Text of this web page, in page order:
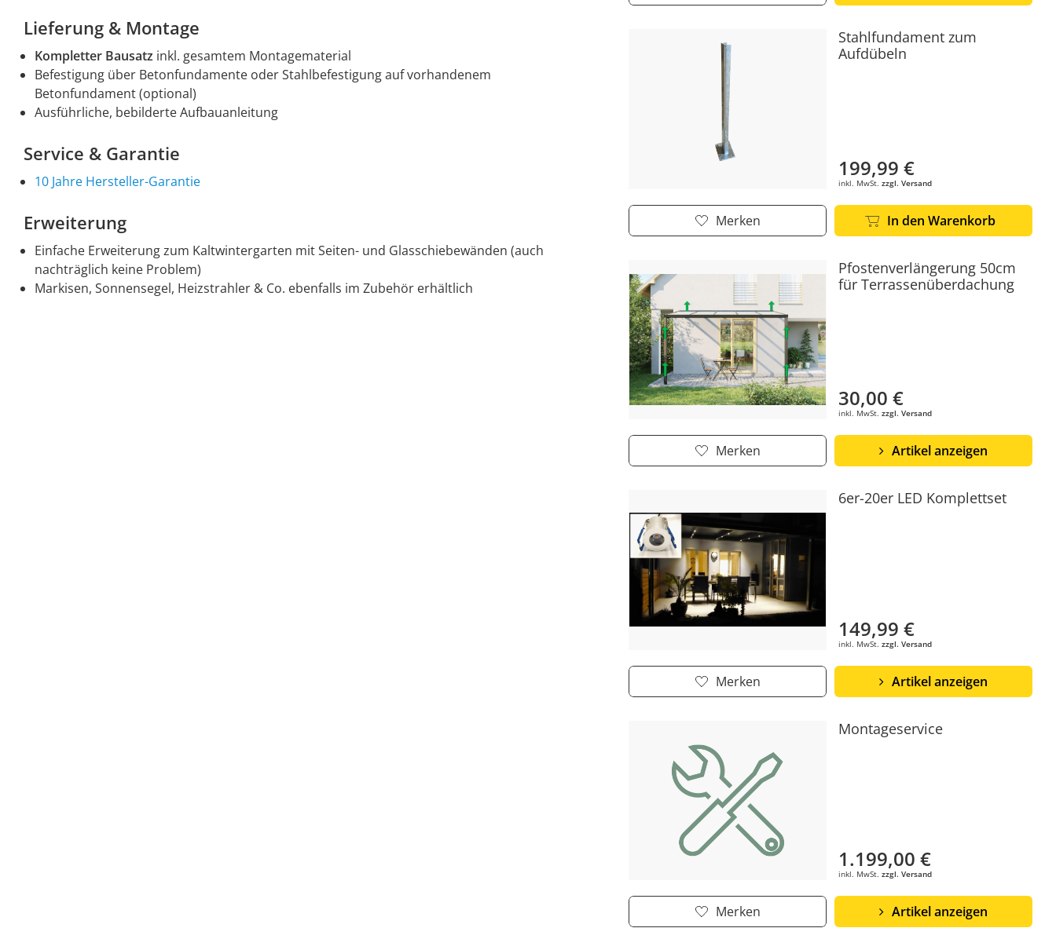
Stahlfundament zum
Aufdübeln
199,99 €
inkl. MwSt.zzgl. Versand
Merken In den Warenkorb
Pfostenverlängerung 50cm
für Terrassenüberdachung
30,00 €
inkl. MwSt.zzgl. Versand
Merken Artikel anzeigen
6er-20er LED Komplettset
149,99 €
inkl. MwSt.zzgl. Versand
Merken Artikel anzeigen
Montageservice
1.199,00 €
inkl. MwSt.zzgl. Versand
Merken Artikel anzeigen
Lieferung & Montage
Kompletter Bausatz inkl. gesamtem Montagematerial
Befestigung über Betonfundamente oder Stahlbefestigung auf vorhandenem
Betonfundament (optional)
Ausführliche, bebilderte Aufbauanleitung
Service & Garantie
10 Jahre Hersteller-Garantie
Erweiterung
Einfache Erweiterung zum Kaltwintergarten mit Seiten- und Glasschiebewänden (auch
nachträglich keine Problem)
Markisen, Sonnensegel, Heizstrahler & Co. ebenfalls im Zubehör erhältlich